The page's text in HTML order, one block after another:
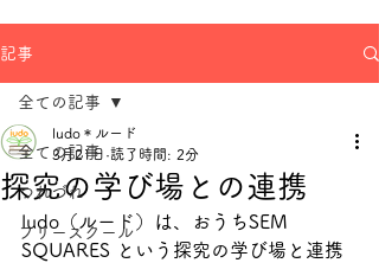
記事
全ての記事
つれづれ
フリースクール
全ての記事
探究の学び場との連携
ludo＊ルード
3月21日 読了時間: 2分
ludo（ルード）は、おうちSEM
SQUARES という探究の学び場と連携